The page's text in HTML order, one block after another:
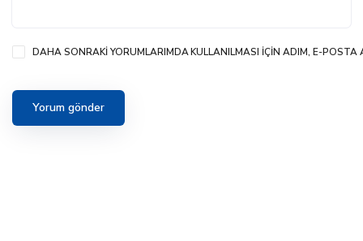
DAHA SONRAKI YORUMLARIMDA KULLANILMASI IÇIN ADIM, E-POSTA